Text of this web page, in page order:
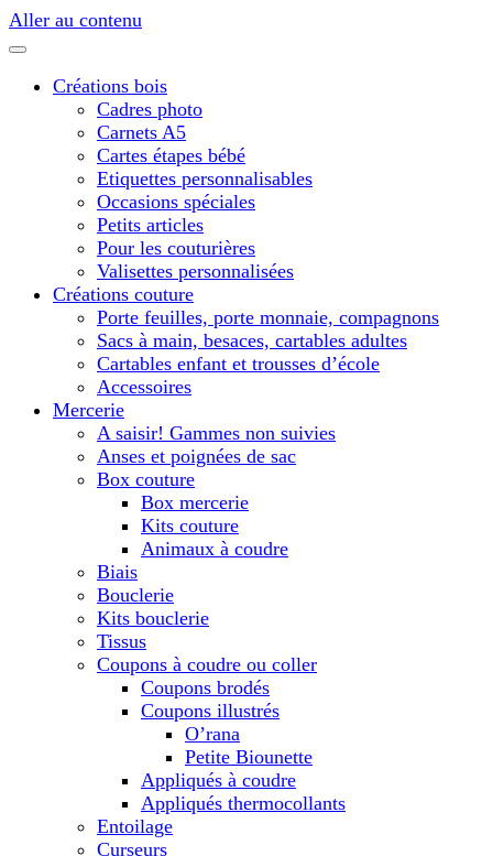
Aller au contenu
Créations bois
Cadres photo
Carnets A5
Cartes étapes bébé
Etiquettes personnalisables
Occasions spéciales
Petits articles
Pour les couturières
Valisettes personnalisées
Créations couture
Porte feuilles, porte monnaie, compagnons
Sacs à main, besaces, cartables adultes
Cartables enfant et trousses d’école
Accessoires
Mercerie
A saisir! Gammes non suivies
Anses et poignées de sac
Box couture
Box mercerie
Kits couture
Animaux à coudre
Biais
Bouclerie
Kits bouclerie
Tissus
Coupons à coudre ou coller
Coupons brodés
Coupons illustrés
O’rana
Petite Biounette
Appliqués à coudre
Appliqués thermocollants
Entoilage
Curseurs